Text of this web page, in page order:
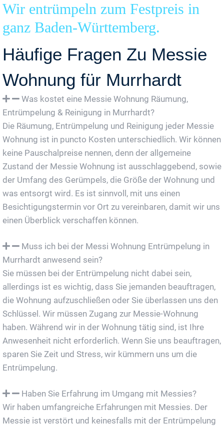
Wir entrümpeln zum Festpreis in
ganz Baden-Württemberg.
Häufige Fragen Zu Messie
Wohnung für Murrhardt
Was kostet eine Messie Wohnung Räumung,
Entrümpelung & Reinigung in Murrhardt?
Die Räumung, Entrümpelung und Reinigung jeder Messie
Wohnung ist in puncto Kosten unterschiedlich. Wir können
keine Pauschalpreise nennen, denn der allgemeine
Zustand der Messie Wohnung ist ausschlaggebend, sowie
der Umfang des Gerümpels, die Größe der Wohnung und
was entsorgt wird. Es ist sinnvoll, mit uns einen
Besichtigungstermin vor Ort zu vereinbaren, damit wir uns
einen Überblick verschaffen können.
Muss ich bei der Messi Wohnung Entrümpelung in
Murrhardt anwesend sein?
Sie müssen bei der Entrümpelung nicht dabei sein,
allerdings ist es wichtig, dass Sie jemanden beauftragen,
die Wohnung aufzuschließen oder Sie überlassen uns den
Schlüssel. Wir müssen Zugang zur Messie-Wohnung
haben. Während wir in der Wohnung tätig sind, ist Ihre
Anwesenheit nicht erforderlich. Wenn Sie uns beauftragen,
sparen Sie Zeit und Stress, wir kümmern uns um die
Entrümpelung.
Haben Sie Erfahrung im Umgang mit Messies?
Wir haben umfangreiche Erfahrungen mit Messies. Der
Messie ist verstört und keinesfalls mit der Entrümpelung